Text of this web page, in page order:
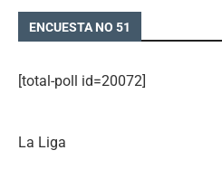
ENCUESTA NO 51
[total-poll id=20072]
La Liga